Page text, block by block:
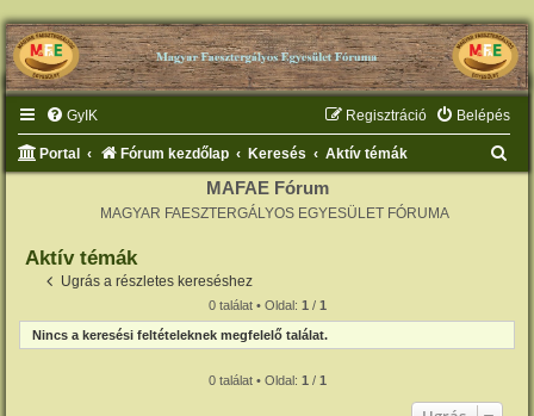
GyIK Belépés
Regisztráció
Portal Fórum kezdőlap Keresés Aktív témák
MAFAE Fórum
MAGYAR FAESZTERGÁLYOS EGYESÜLET FÓRUMA
Aktív témák
Ugrás a részletes kereséshez
0 találat • Oldal: 1 / 1
Nincs a keresési feltételeknek megfelelő találat.
0 találat • Oldal: 1 / 1